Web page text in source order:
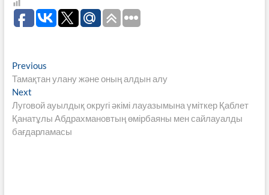
Навигация
по
записям
PreviousPrevious
post:
Тамақтан улану және оның алдын алу
NextNext
post:
Луговой ауылдық округі әкімі лауазымына үміткер Қаблет
Қанатұлы Абдрахмановтың өмірбаяны мен сайлауалды
бағдарламасы